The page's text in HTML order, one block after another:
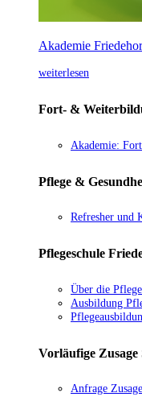
Akademie
weiterlesen
Fort- &
Akademie:
Pflege &
Refresher und
Pflegeschule
Über die
Ausbildung
Vorläufige Zusage
Anfrage